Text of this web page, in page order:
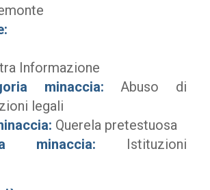
Informazione
minaccia: Abuso di
legali
Querela pretestuosa
minaccia: Istituzioni